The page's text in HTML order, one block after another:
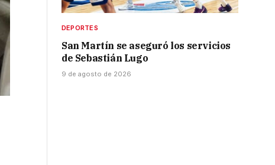
DEPORTES
San Martín se aseguró los servicios
de Sebastián Lugo
9 de agosto de 2026